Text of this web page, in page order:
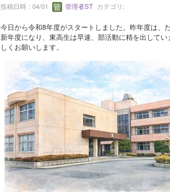
投稿日時 : 04/01 管理者STカテゴリ:
今日から令和8年度がスタートしました。昨年度は、
新年度になり、東高生は早速、部活動に精を出して
しくお願いします。